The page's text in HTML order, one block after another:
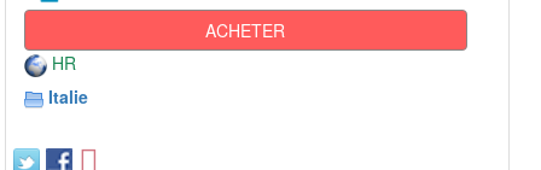
ACHETER
HR
Italie